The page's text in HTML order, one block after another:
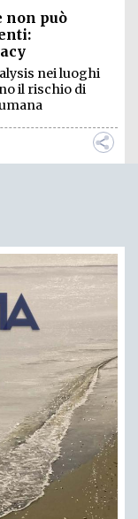
non può
nei luoghi
il rischio di